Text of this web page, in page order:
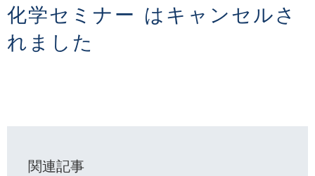
化学セミナー はキャンセルさ
れました
関連記事